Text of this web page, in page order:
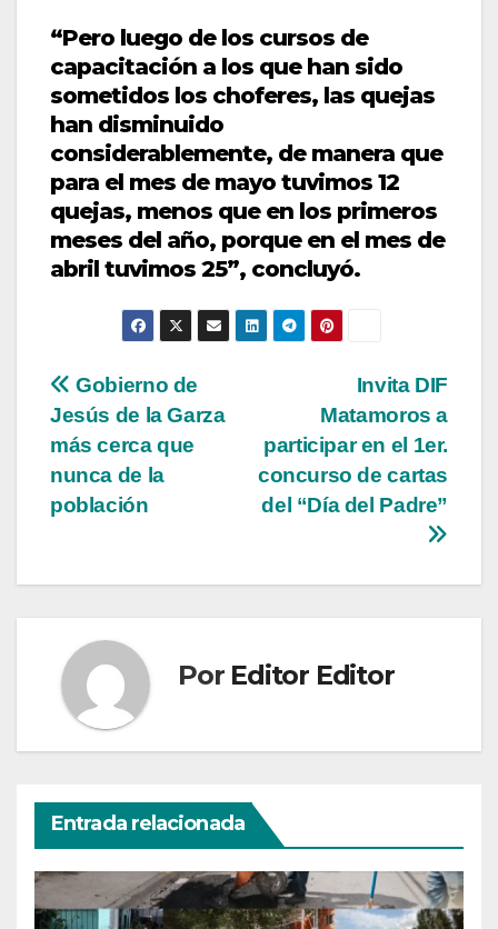
“Pero luego de los cursos de
capacitación a los que han sido
sometidos los choferes, las quejas
han disminuido
considerablemente, de manera que
para el mes de mayo tuvimos 12
quejas, menos que en los primeros
meses del año, porque en el mes de
abril tuvimos 25”, concluyó.
Navegación
de
entradas
Invita DIF
Matamoros a
participar en el 1er.
concurso de cartas
del “Día del Padre”
Gobierno de
Jesús de la Garza
más cerca que
nunca de la
población
Por Editor Editor
Entrada relacionada